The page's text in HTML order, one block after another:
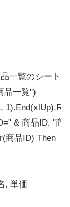
品一覧のシー
品一覧")
& 商品ID, "
商品ID) Then
, 単価